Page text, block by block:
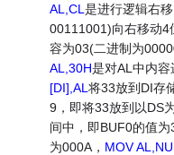
AL,CL是进行逻辑右
00111001)向右移动4
容为03(二进制为
AL,30H是对AL中内容
[DI],AL将33放到DI存
9，即将33放到以DS
间中，即BUF0的值为
为000A， MOV